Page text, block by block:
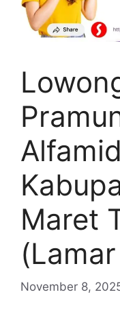
Maret
November 8,